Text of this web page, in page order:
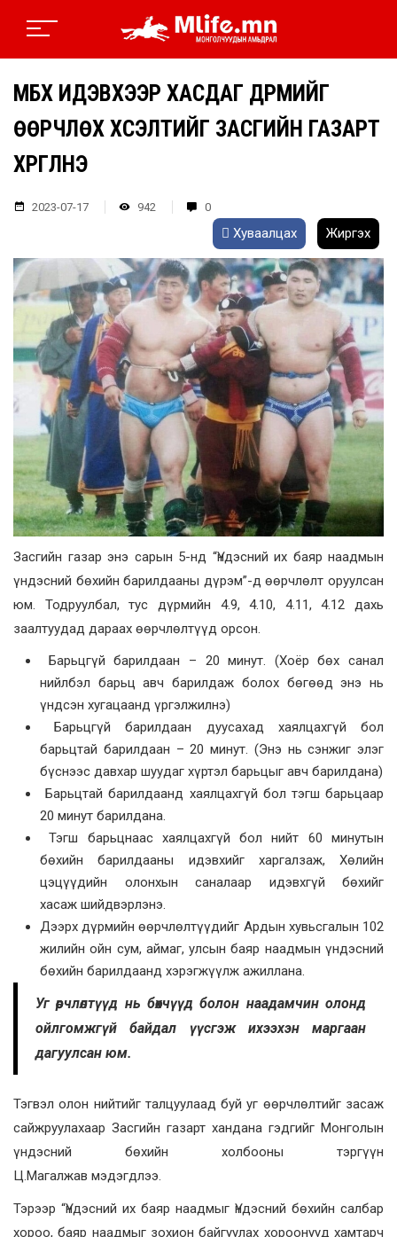
МҮБХ ИДЭВХЭЭР ХАСДАГ ДҮРМИЙГ
ӨӨРЧЛӨХ ХҮСЭЛТИЙГ ЗАСГИЙН ГАЗАРТ
ХҮРГҮҮЛНЭ
2023-07-17 942 0
Хуваалцах Жиргэх
Засгийн газар энэ сарын 5-нд “Үндэсний их баяр наадмын
үндэсний бөхийн барилдааны дүрэм”-д өөрчлөлт оруулсан
юм. Тодруулбал, тус дүрмийн 4.9, 4.10, 4.11, 4.12 дахь
заалтуудад дараах өөрчлөлтүүд орсон.
Барьцгүй барилдаан – 20 минут. (Хоёр бөх санал
нийлбэл барьц авч барилдаж болох бөгөөд энэ нь
үндсэн хугацаанд үргэлжилнэ)
Барьцгүй барилдаан дуусахад хаялцахгүй бол
барьцтай барилдаан – 20 минут. (Энэ нь сэнжиг элэг
бүснээс давхар шуудаг хүртэл барьцыг авч барилдана)
Барьцтай барилдаанд хаялцахгүй бол тэгш барьцаар
20 минут барилдана.
Тэгш барьцнаас хаялцахгүй бол нийт 60 минутын
бөхийн барилдааны идэвхийг харгалзаж, Хөлийн
цэцүүдийн олонхын саналаар идэвхгүй бөхийг
хасаж шийдвэрлэнэ.
Дээрх дүрмийн өөрчлөлтүүдийг Ардын хувьсгалын 102
жилийн ойн сум, аймаг, улсын баяр наадмын үндэсний
бөхийн барилдаанд хэрэгжүүлж ажиллана.
Уг өөрчлөлтүүд нь бөхчүүд болон наадамчин олонд
ойлгомжгүй байдал үүсгэж ихээхэн маргаан
дагуулсан юм.
Тэгвэл олон нийтийг талцуулаад буй уг өөрчлөлтийг засаж
сайжруулахаар Засгийн газарт хандана гэдгийг Монголын
үндэсний бөхийн холбооны тэргүүн
Ц.Магалжав мэдэгдлээ.
Тэрээр “Үндэсний их баяр наадмыг Үндэсний бөхийн салбар
хороо, баяр наадмыг зохион байгуулах хороонууд хамтарч